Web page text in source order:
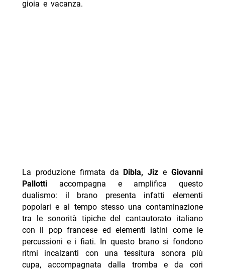
gioia e vacanza.
La produzione firmata da Dibla, Jiz eGiovanni
Pallottiaccompagna e amplifica questo
dualismo: il brano presenta infatti elementi
popolari e al tempo stesso una contaminazione
tra le sonorità tipiche del cantautorato italiano
con il pop francese ed elementi latini come le
percussioni e i fiati. In questo brano si fondono
ritmi incalzanti con una tessitura sonora più
cupa, accompagnata dalla tromba e da cori